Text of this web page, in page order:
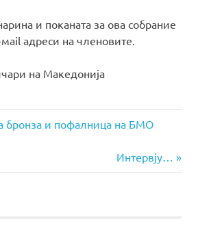
и поканата за ова собрание
адреси на членовите.
на Македонија
бронза и пофалница на БМО
Next
Post:
Интервју…